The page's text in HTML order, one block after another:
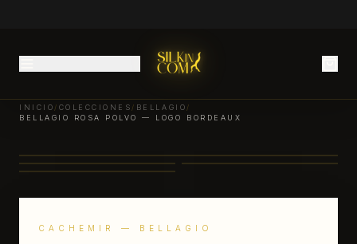
INICIO / COLECCIONES / BELLAGIO /
BELLAGIO ROSA POLVO — LOGO BORDEAUX
CACHEMIR — BELLAGIO